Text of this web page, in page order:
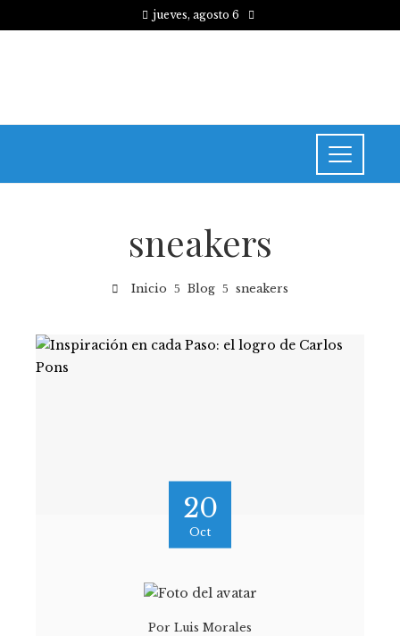
jueves, agosto 6
sneakers
Inicio Blog sneakers
20
Oct
Por Luis Morales